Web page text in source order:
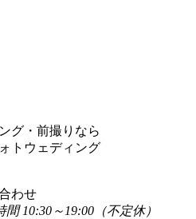
グ・前撮りなら
トウェディング
わせ
間 10:30～19:00（不定休）